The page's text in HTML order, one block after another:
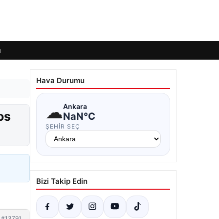
Hava Durumu
☁Ankara
NaN°C
ŞEHIR SEÇ
Bizi Takip Edin